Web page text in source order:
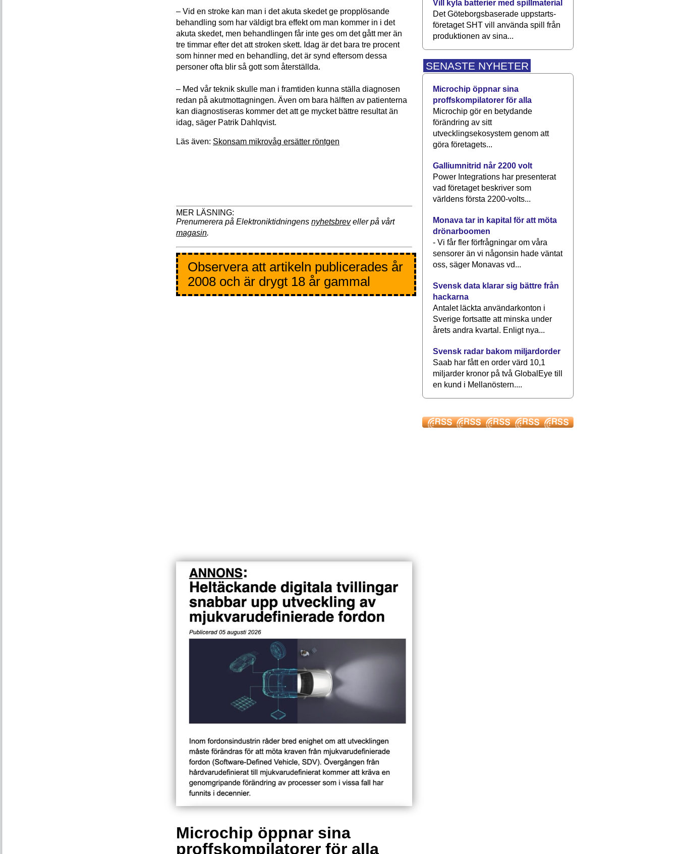
– Vid en stroke kan man i det akuta skedet ge propplösande
behandling som har väldigt bra effekt om man kommer in i det
akuta skedet, men behandlingen får inte ges om det gått mer än
tre timmar efter det att stroken skett. Idag är det bara tre procent
som hinner med en behandling, det är synd eftersom dessa
personer ofta blir så gott som återställda.
– Med vår teknik skulle man i framtiden kunna ställa diagnosen
redan på akutmottagningen. Även om bara hälften av patienterna
kan diagnostiseras kommer det att ge mycket bättre resultat än
idag, säger Patrik Dahlqvist.
Läs även: Skonsam mikrovåg ersätter röntgen
Prenumerera på Elektroniktidningens nyhetsbreveller på vårt
magasin.
Observera att artikeln publicerades år
2008 och är drygt 18 år gammal
Microchip öppnar sina
proffskompilatorer för alla
Vill kyla batterier med spillmaterial
Det Göteborgsbaserade upp­starts­
företaget SHT vill använda spill från
produktionen av sina...
SENASTE NYHETER
Microchip öppnar sina
proffskompilatorer för alla
Microchip gör en betydande
förändring av sitt
utvecklingsekosystem genom att
göra företagets...
Galliumnitrid når 2200 volt
Power Integrations har presenterat
vad företaget beskriver som
världens första 2200-volts...
Monava tar in kapital för att möta
drönarboomen
- Vi får fler förfrågningar om våra
sensorer än vi någonsin hade väntat
oss, säger Monavas vd...
Svensk data klarar sig bättre från
hackarna
Antalet läckta användarkonton i
Sverige fortsatte att minska under
årets andra kvartal. Enligt nya...
Svensk radar bakom miljardorder
Saab har fått en order värd 10,1
miljarder kronor på två GlobalEye till
en kund i Mellanöstern....